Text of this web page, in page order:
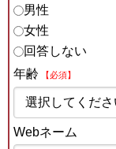
男性
女性
回答しない
年齢
【必須】
Webネーム